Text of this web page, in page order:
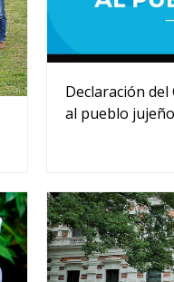
Declaración
al pueblo jujeño